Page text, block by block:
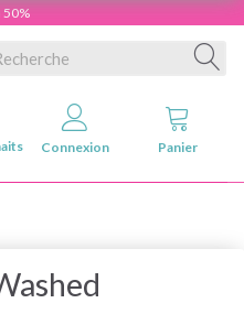
50%
Connexion Panier